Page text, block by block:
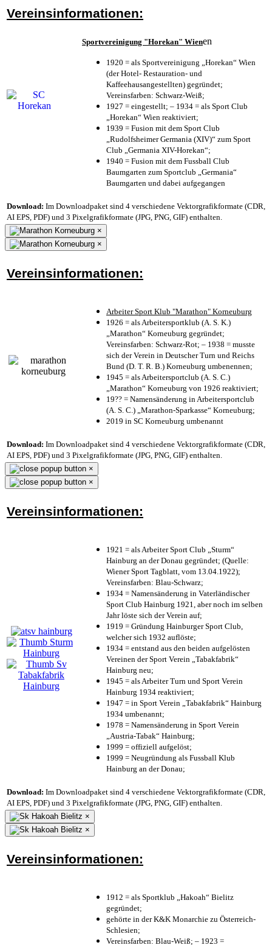
Vereinsinformationen:
Sportvereinigung "Horekan" Wienen
1920 = als Sportvereinigung „Horekan“ Wien
(der Hotel- Restauration- und
Kaffeehausangestellten) gegründet;
Vereinsfarben: Schwarz-Weiß;
1927 = eingestellt; – 1934 = als Sport Club
„Horekan“ Wien reaktiviert;
1939 = Fusion mit dem Sport Club
„Rudolfsheimer Germania (XIV)“ zum Sport
Club „Germania XIV-Horekan“;
1940 = Fusion mit dem Fussball Club
Baumgarten zum Sportclub „Germania“
Baumgarten und dabei aufgegangen
Download: Im Downloadpaket sind 4 verschiedene Vektorgrafikformate (CDR,
AI EPS, PDF) und 3 Pixelgrafikformate (JPG, PNG, GIF) enthalten.
×
×
Vereinsinformationen:
Arbeiter Sport Klub "Marathon" Korneuburg
1926 = als Arbeitersportklub (A. S. K.)
„Marathon“ Korneuburg gegründet;
Vereinsfarben: Schwarz-Rot; – 1938 = musste
sich der Verein in Deutscher Turn und Reichs
Bund (D. T. R. B.) Korneuburg umbenennen;
1945 = als Arbeitersportclub (A. S. C.)
„Marathon“ Korneuburg von 1926 reaktiviert;
19?? = Namensänderung in Arbeitersportclub
(A. S. C.) „Marathon-Sparkasse“ Korneuburg;
2019 in SC Korneuburg umbenannt
Download: Im Downloadpaket sind 4 verschiedene Vektorgrafikformate (CDR,
AI EPS, PDF) und 3 Pixelgrafikformate (JPG, PNG, GIF) enthalten.
×
×
Vereinsinformationen:
1921 = als Arbeiter Sport Club „Sturm“
Hainburg an der Donau gegründet; (Quelle:
Wiener Sport Tagblatt, vom 13.04.1922);
Vereinsfarben: Blau-Schwarz;
1934 = Namensänderung in Vaterländischer
Sport Club Hainburg 1921, aber noch im selben
Jahr löste sich der Verein auf;
1919 = Gründung Hainburger Sport Club,
welcher sich 1932 auflöste;
1934 = entstand aus den beiden aufgelösten
Vereinen der Sport Verein „Tabakfabrik“
Hainburg neu;
1945 = als Arbeiter Turn und Sport Verein
Hainburg 1934 reaktiviert;
1947 = in Sport Verein „Tabakfabrik“ Hainburg
1934 umbenannt;
1978 = Namensänderung in Sport Verein
„Austria-Tabak“ Hainburg;
1999 = offiziell aufgelöst;
1999 = Neugründung als Fussball Klub
Hainburg an der Donau;
Download: Im Downloadpaket sind 4 verschiedene Vektorgrafikformate (CDR,
AI EPS, PDF) und 3 Pixelgrafikformate (JPG, PNG, GIF) enthalten.
×
×
Vereinsinformationen:
1912 = als Sportklub „Hakoah“ Bielitz
gegründet;
gehörte in der K&K Monarchie zu Österreich-
Schlesien;
Vereinsfarben: Blau-Weiß; – 1923 =